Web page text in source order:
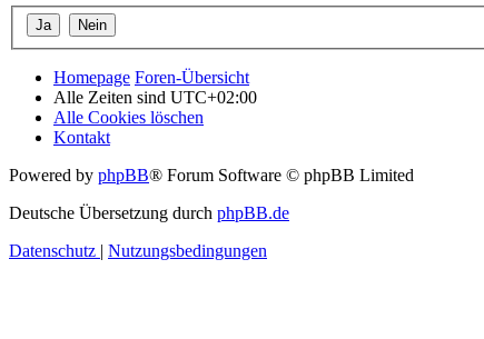
Homepage Foren-Übersicht
Alle Zeiten sind UTC+02:00
Alle Cookies löschen
Kontakt
Powered by phpBB® Forum Software © phpBB Limited
Deutsche Übersetzung durch phpBB.de
Datenschutz
Nutzungsbedingungen